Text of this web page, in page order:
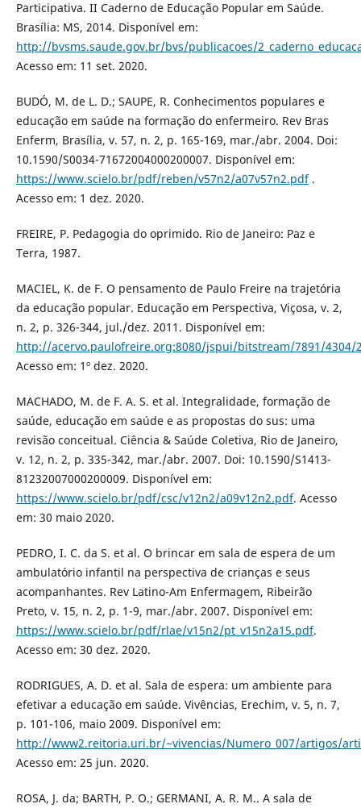
Participativa. II Caderno de Educação Popular em Saúde.
Brasília: MS, 2014. Disponível em:
http://bvsms.saude.gov.br/bvs/publicacoes/
Acesso em: 11 set. 2020.
BUDÓ, M. de L. D.; SAUPE, R. Conhecimentos populares e
educação em saúde na formação do enfermeiro. Rev Bras
Enferm, Brasília, v. 57, n. 2, p. 165-169, mar./abr. 2004. Doi:
10.1590/S0034-71672004000200007. Disponível em:
https://www.scielo.br/pdf/reben/v57n2/a07v57n2.pdf.
Acesso em: 1 dez. 2020.
FREIRE, P. Pedagogia do oprimido. Rio de Janeiro: Paz e
Terra, 1987.
MACIEL, K. de F. O pensamento de Paulo Freire na trajetória
da educação popular. Educação em Perspectiva, Viçosa, v. 2,
n. 2, p. 326-344, jul./dez. 2011. Disponível em:
http://acervo.paulofreire.org:8080/jspui/bitstream/7891/4304/2/
Acesso em: 1º dez. 2020.
MACHADO, M. de F. A. S. et al. Integralidade, formação de
saúde, educação em saúde e as propostas do sus: uma
revisão conceitual. Ciência & Saúde Coletiva, Rio de Janeiro,
v. 12, n. 2, p. 335-342, mar./abr. 2007. Doi: 10.1590/S1413-
81232007000200009. Disponível em:
https://www.scielo.br/pdf/csc/v12n2/a09v12n2.pdf. Acesso
em: 30 maio 2020.
PEDRO, I. C. da S. et al. O brincar em sala de espera de um
ambulatório infantil na perspectiva de crianças e seus
acompanhantes. Rev Latino-Am Enfermagem, Ribeirão
Preto, v. 15, n. 2, p. 1-9, mar./abr. 2007. Disponível em:
https://www.scielo.br/pdf/rlae/v15n2/pt_v15n2a15.pdf.
Acesso em: 30 dez. 2020.
RODRIGUES, A. D. et al. Sala de espera: um ambiente para
efetivar a educação em saúde. Vivências, Erechim, v. 5, n. 7,
p. 101-106, maio 2009. Disponível em:
http://www2.reitoria.uri.br/~vivencias/Numero_007/artigos/
Acesso em: 25 jun. 2020.
ROSA, J. da; BARTH, P. O.; GERMANI, A. R. M.. A sala de